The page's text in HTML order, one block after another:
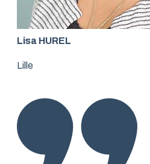
Lisa HUREL
Lille